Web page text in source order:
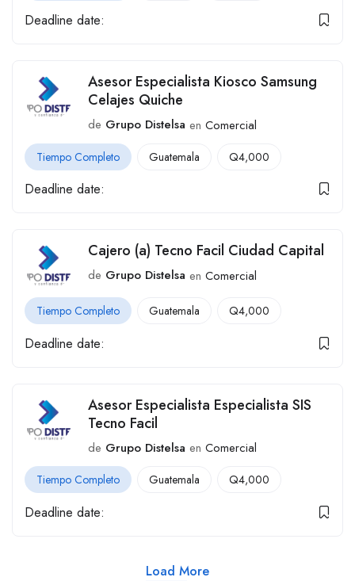
Deadline date:
Asesor Especialista Kiosco Samsung
Celajes Quiche
de Grupo Distelsa en Comercial
Tiempo Completo Guatemala Q4,000
Deadline date:
Cajero (a) Tecno Facil Ciudad Capital
de Grupo Distelsa en Comercial
Tiempo Completo Guatemala Q4,000
Deadline date:
Asesor Especialista Especialista SIS
Tecno Facil
de Grupo Distelsa en Comercial
Tiempo Completo Guatemala Q4,000
Deadline date:
Load More